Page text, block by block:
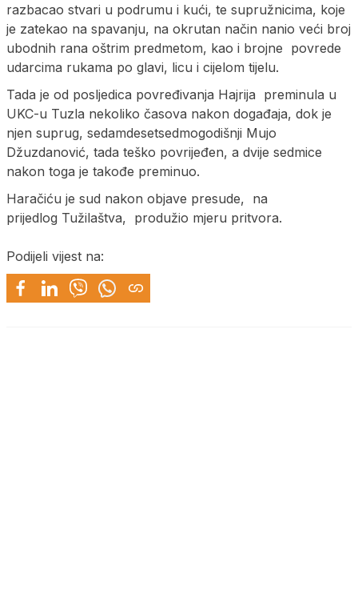
razbacao stvari u podrumu i kući, te supružnicima, koje
je zatekao na spavanju, na okrutan način nanio veći broj
ubodnih rana oštrim predmetom, kao i brojne povrede
udarcima rukama po glavi, licu i cijelom tijelu.
Tada je od posljedica povređivanja Hajrija preminula u
UKC-u Tuzla nekoliko časova nakon događaja, dok je
njen suprug, sedamdesetsedmogodišnji Mujo
Džuzdanović, tada teško povrijeđen, a dvije sedmice
nakon toga je takođe preminuo.
Haračiću je sud nakon objave presude, na
prijedlog Tužilaštva, produžio mjeru pritvora.
Podijeli vijest na: